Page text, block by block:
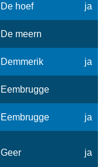
De hoef ja
De meern
Demmerik ja
Eembrugge
Eembrugge ja
Geer ja